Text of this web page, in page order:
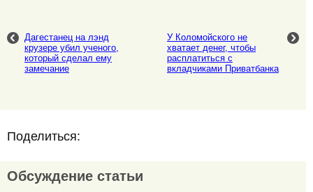
Дагестанец на лэнд
крузере убил ученого,
который сделал ему
замечание
У Коломойского не
хватает денег, чтобы
расплатиться с
вкладчиками Приватбанка
Поделиться:
Обсуждение статьи